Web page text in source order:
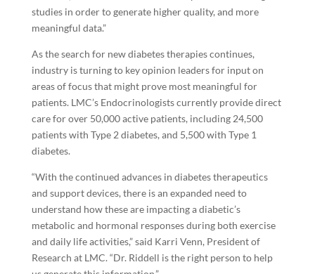
studies in order to generate higher quality, and more
meaningful data.”
As the search for new diabetes therapies continues,
industry is turning to key opinion leaders for input on
areas of focus that might prove most meaningful for
patients. LMC’s Endocrinologists currently provide direct
care for over 50,000 active patients, including 24,500
patients with Type 2 diabetes, and 5,500 with Type 1
diabetes.
“With the continued advances in diabetes therapeutics
and support devices, there is an expanded need to
understand how these are impacting a diabetic’s
metabolic and hormonal responses during both exercise
and daily life activities,” said Karri Venn, President of
Research at LMC. “Dr. Riddell is the right person to help